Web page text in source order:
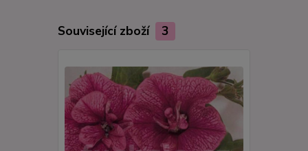
Související zboží 3